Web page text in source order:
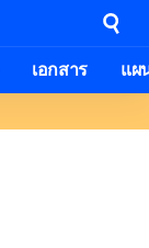
เอกสาร แผ